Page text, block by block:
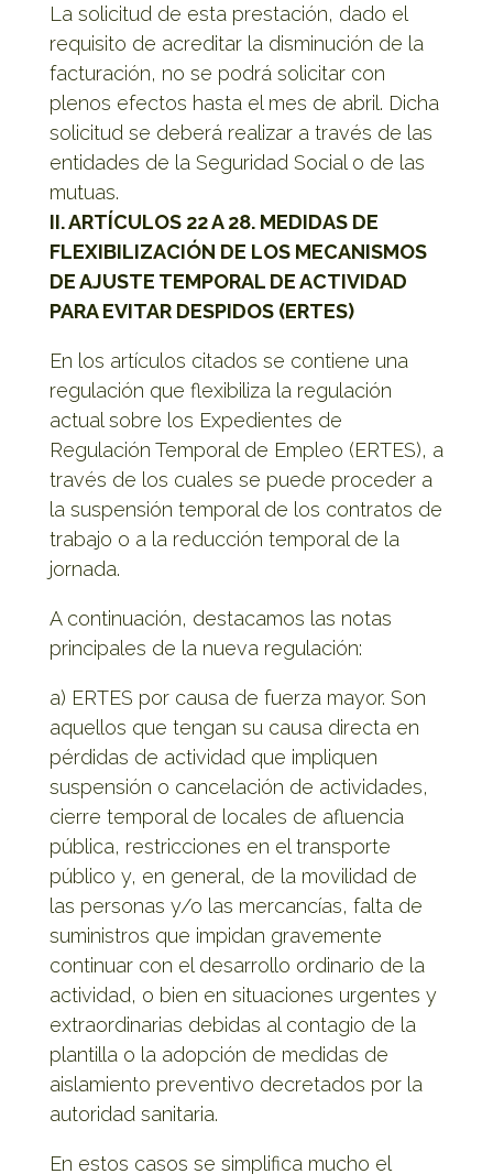
La solicitud de esta prestación, dado el
requisito de acreditar la disminución de la
facturación, no se podrá solicitar con
plenos efectos hasta el mes de abril. Dicha
solicitud se deberá realizar a través de las
entidades de la Seguridad Social o de las
mutuas.
II. ARTÍCULOS 22 A 28. MEDIDAS DE
FLEXIBILIZACIÓN DE LOS MECANISMOS
DE AJUSTE TEMPORAL DE ACTIVIDAD
PARA EVITAR DESPIDOS (ERTES)
En los artículos citados se contiene una
regulación que flexibiliza la regulación
actual sobre los Expedientes de
Regulación Temporal de Empleo (ERTES), a
través de los cuales se puede proceder a
la suspensión temporal de los contratos de
trabajo o a la reducción temporal de la
jornada.
A continuación, destacamos las notas
principales de la nueva regulación:
a) ERTES por causa de fuerza mayor. Son
aquellos que tengan su causa directa en
pérdidas de actividad que impliquen
suspensión o cancelación de actividades,
cierre temporal de locales de afluencia
pública, restricciones en el transporte
público y, en general, de la movilidad de
las personas y/o las mercancías, falta de
suministros que impidan gravemente
continuar con el desarrollo ordinario de la
actividad, o bien en situaciones urgentes y
extraordinarias debidas al contagio de la
plantilla o la adopción de medidas de
aislamiento preventivo decretados por la
autoridad sanitaria.
En estos casos se simplifica mucho el